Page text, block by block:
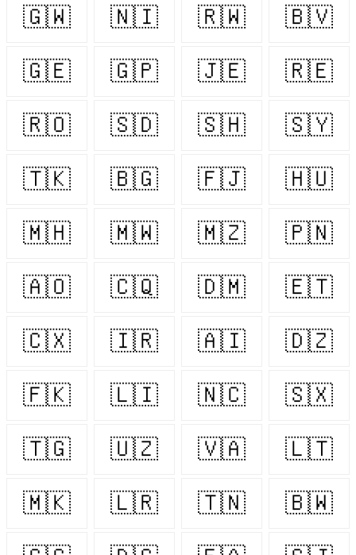
🇬🇼 🇳🇮 🇷🇼 🇧🇻
🇬🇪 🇬🇵 🇯🇪 🇷🇪
🇷🇴 🇸🇩 🇸🇭 🇸🇾
🇹🇰 🇧🇬 🇫🇯 🇭🇺
🇲🇭 🇲🇼 🇲🇿 🇵🇳
🇦🇴 🇨🇶 🇩🇲 🇪🇹
🇨🇽 🇮🇷 🇦🇮 🇩🇿
🇫🇰 🇱🇮 🇳🇨 🇸🇽
🇹🇬 🇺🇿 🇻🇦 🇱🇹
🇲🇰 🇱🇷 🇹🇳 🇧🇼